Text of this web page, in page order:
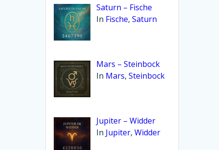
Saturn – Fische
In Fische,Saturn
Mars – Steinbock
In Mars,Steinbock
Jupiter – Widder
In Jupiter,Widder